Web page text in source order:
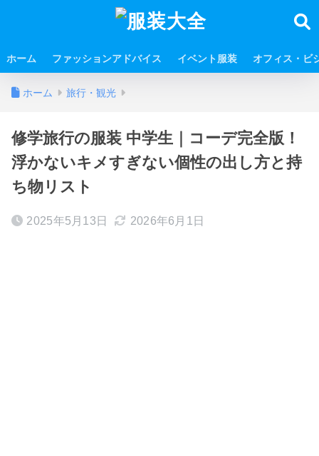
ホーム ファッションアドバイス イベント服装 オフィス・ビ
ホーム 旅行・観光
修学旅行の服装 中学生｜コーデ完全版！
浮かないキメすぎない個性の出し方と持
ち物リスト
2025年5月13日 2026年6月1日